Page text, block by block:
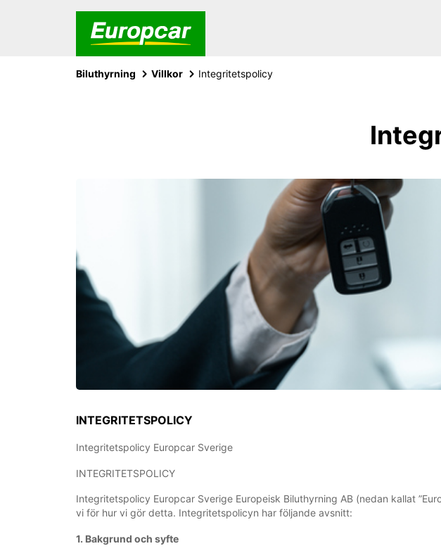
Biluthyrning Villkor Integritetspolicy
INTEGRITETSPOLICY
Integritetspolicy Europcar Sverige
INTEGRITETSPOLICY
Integritetspolicy Europcar Sverige Europeisk Biluthyrning AB (nedan kallat
vi för hur vi gör detta. Integritetspolicyn har följande avsnitt:
1. Bakgrund och syfte